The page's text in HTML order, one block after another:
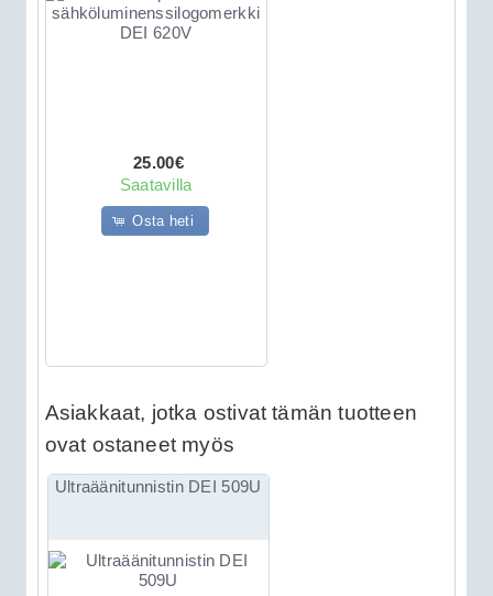
25.00€
Saatavilla
Osta heti
Asiakkaat, jotka ostivat tämän tuotteen
ovat ostaneet myös
Ultraäänitunnistin DEI 509U